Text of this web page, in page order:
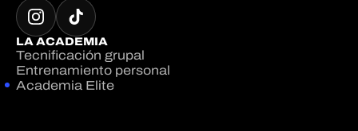
LA ACADEMIA
Tecnificación grupal
Entrenamiento personal
Academia Elite